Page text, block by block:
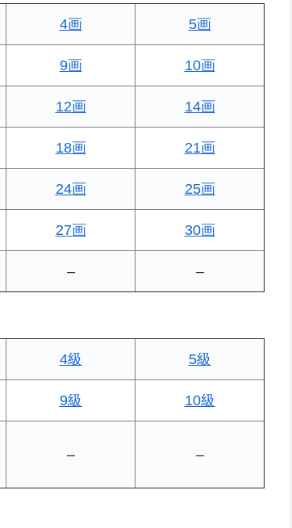
4画 5画
9画 10画
12画 14画
18画 21画
24画 25画
27画 30画
– –
4級 5級
9級 10級
– –